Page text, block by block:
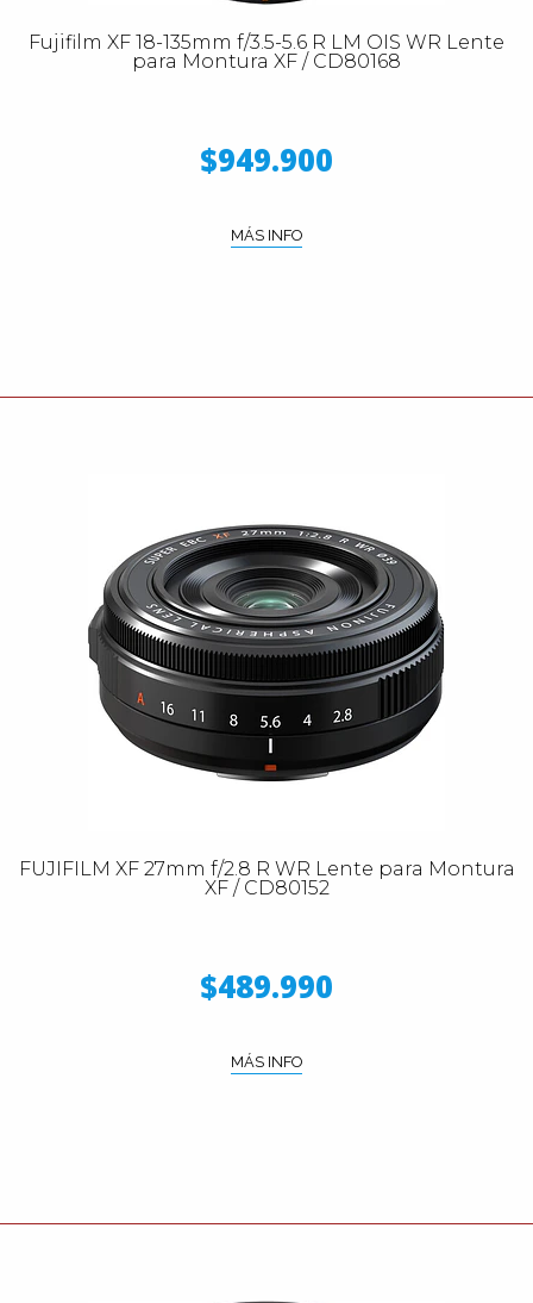
Fujifilm XF 18-135mm f/3.5-5.6 R LM OIS WR Lente
para Montura XF / CD80168
$949.900
MÁS INFO
FUJIFILM XF 27mm f/2.8 R WR Lente para Montura
XF / CD80152
$489.990
MÁS INFO